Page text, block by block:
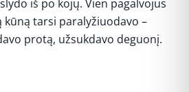
iš po kojų. Vien pagalvojus
kūną tarsi paralyžiuodavo –
protą, užsukdavo deguonį.